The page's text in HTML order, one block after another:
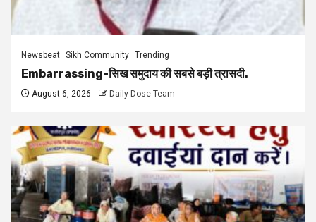
Newsbeat Sikh Community Trending
Embarrassing-सिख समुदाय की सबसे बड़ी त्रासदी.
August 6, 2026 Daily Dose Team